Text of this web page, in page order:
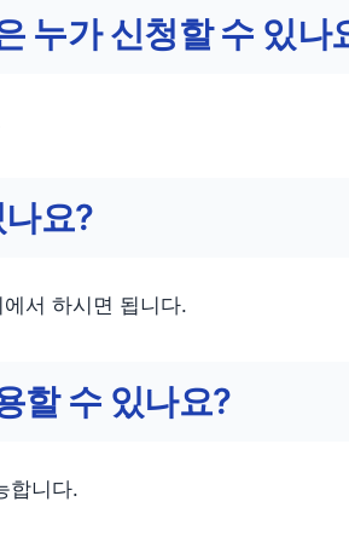
누가 신청할 수 있나
요?
서 하시면 됩니다.
할 수 있나요?
합니다.